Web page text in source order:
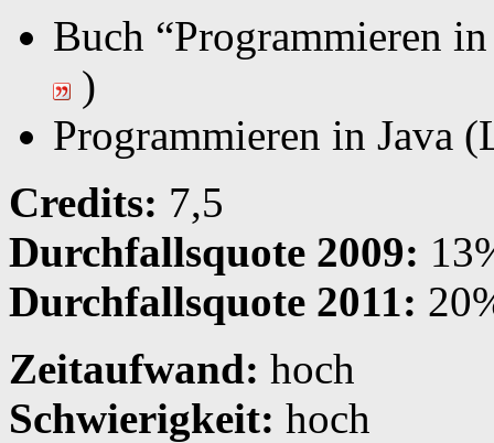
Buch “Programmieren
)
Programmieren in Java
Credits: 7,5
Durchfallsquote 2009:
Durchfallsquote 2011:
Zeitaufwand: hoch
Schwierigkeit: hoch